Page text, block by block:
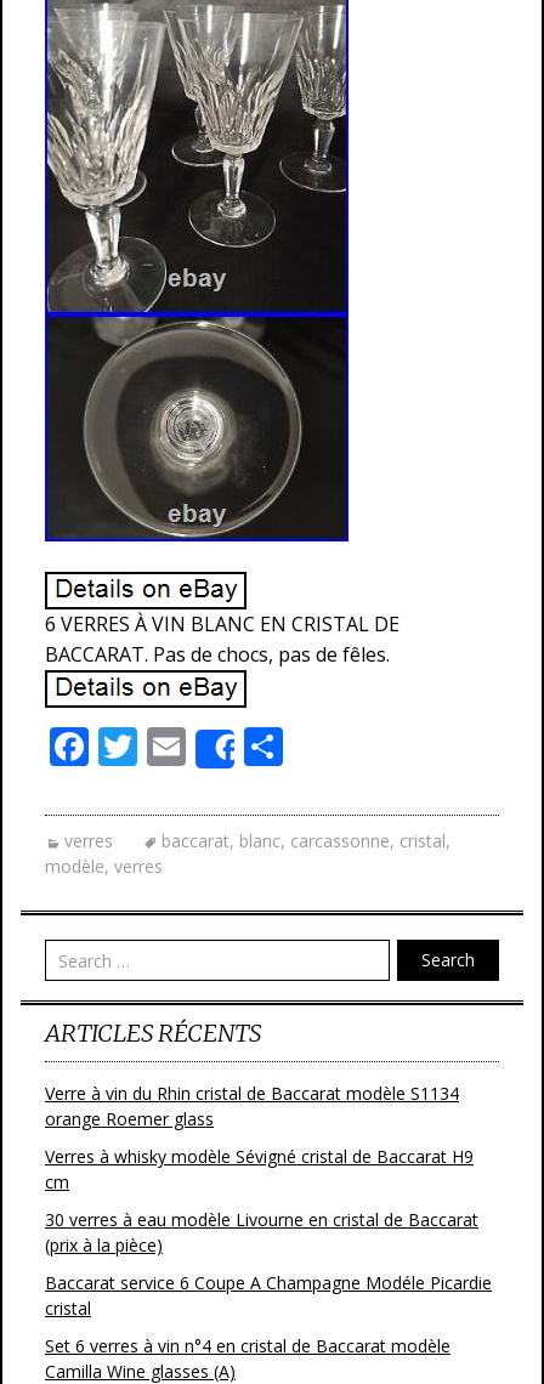
6 VERRES À VIN BLANC EN CRISTAL DE
BACCARAT. Pas de chocs, pas de fêles.
F
e
b
o
o
k
T
itt
er
E
m
ai
l
Share
ta
g
er
verres baccarat, blanc, carcassonne, cristal,
modèle, verres
Search
ARTICLES RÉCENTS
Verre à vin du Rhin cristal de Baccarat modèle S1134
orange Roemer glass
Verres à whisky modèle Sévigné cristal de Baccarat H9
cm
30 verres à eau modèle Livourne en cristal de Baccarat
(prix à la pièce)
Baccarat service 6 Coupe A Champagne Modéle Picardie
cristal
Set 6 verres à vin n°4 en cristal de Baccarat modèle
Camilla Wine glasses (A)